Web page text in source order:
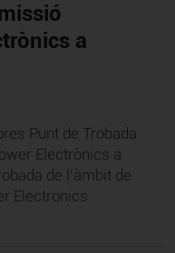
a
Punt de Trobada
Electrònics a
de l'àmbit de
Electronics